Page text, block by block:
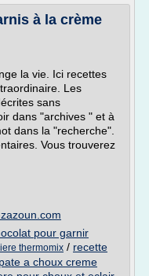
à la crème
la vie. Ici recettes
Les
sans
dans "archives " et à
dans la "recherche".
Vous trouverez
pour garnir
thermomix / recette
pate a choux creme